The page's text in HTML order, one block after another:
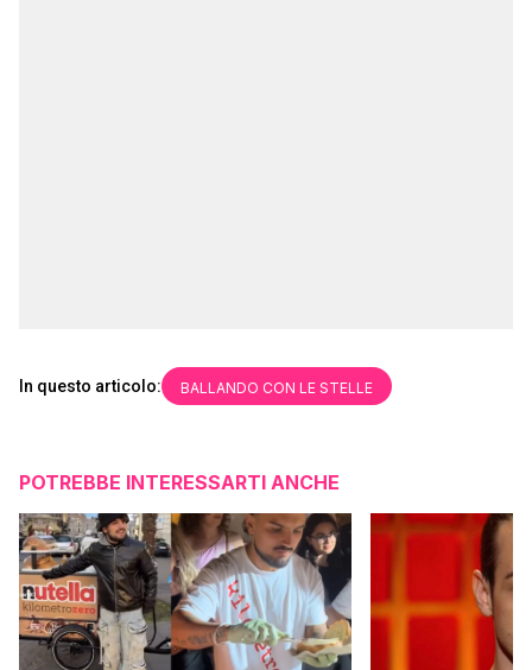
In questo articolo: BALLANDO CON LE STELLE
POTREBBE INTERESSARTI ANCHE